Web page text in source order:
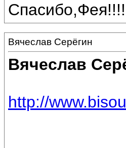
Спасибо,Фея!!!!
Вячеслав Серёгин
Вячеслав
http://